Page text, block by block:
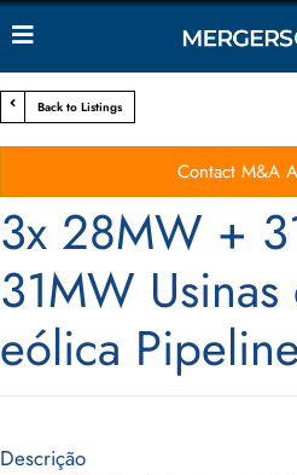
Back to Listings
Contact M&A
3x 28MW +
31MW
eólica
Descrição